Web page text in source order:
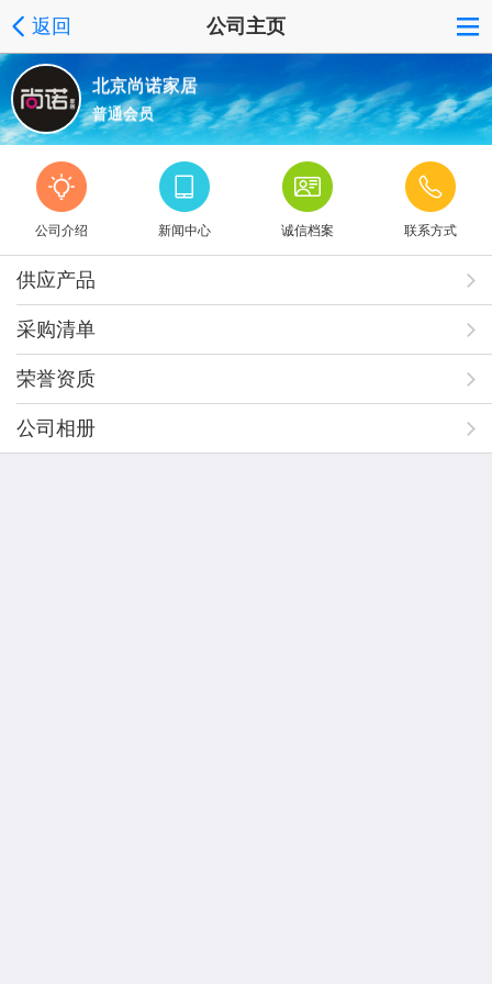
返回 公司主页
北京尚诺家居
普通会员
公司介绍 新闻中心 诚信档案 联系方式
供应产品
采购清单
荣誉资质
公司相册